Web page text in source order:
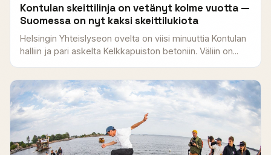
Kontulan skeittilinja on vetänyt kolme vuotta —
Suomessa on nyt kaksi skeittilukiota
Helsingin Yhteislyseon ovelta on viisi minuuttia Kontulan
halliin ja pari askelta Kelkkapuiston betoniin. Väliin on...